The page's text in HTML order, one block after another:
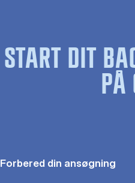
START DIT
PÅ
Forbered din ansøgning